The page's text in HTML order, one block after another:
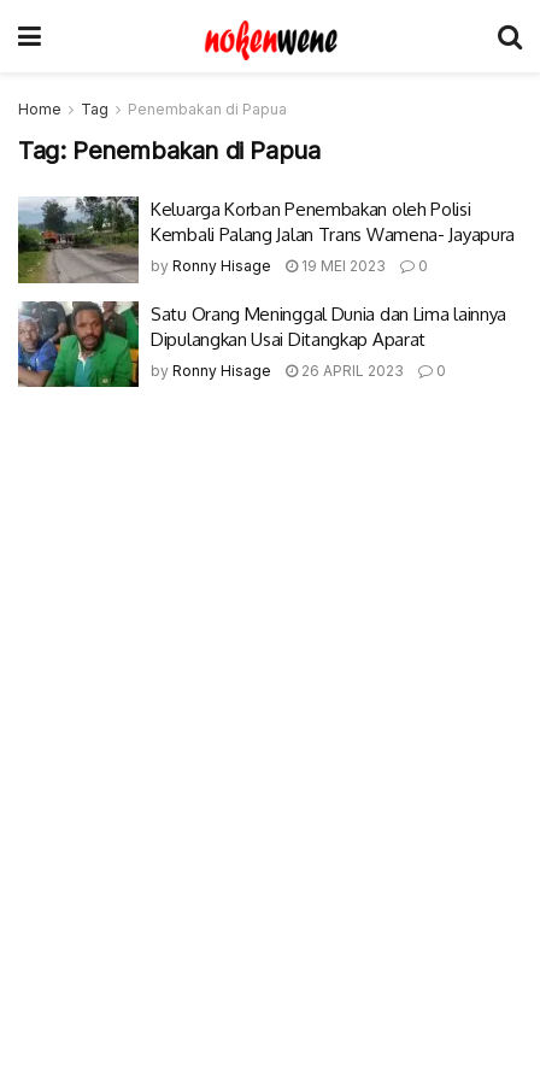
Home Tag Penembakan di Papua
Tag: Penembakan di Papua
Keluarga Korban Penembakan oleh Polisi
Kembali Palang Jalan Trans Wamena- Jayapura
by Ronny Hisage 19 MEI 2023 0
Satu Orang Meninggal Dunia dan Lima lainnya
Dipulangkan Usai Ditangkap Aparat
by Ronny Hisage 26 APRIL 2023 0